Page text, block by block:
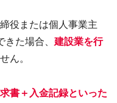
役または個人事業主
きた場合、 建設業を行
ん。
書＋入金記録といった